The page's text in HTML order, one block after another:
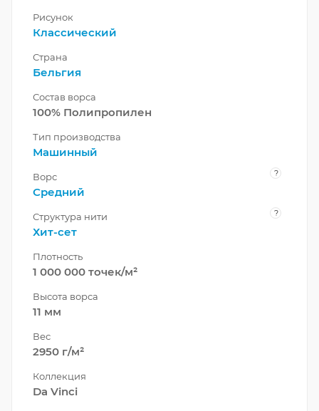
Рисунок
Классический
Страна
Бельгия
Состав ворса
100% Полипропилен
Тип производства
Машинный
Ворс ?
Средний
Структура нити ?
Хит-сет
Плотность
1 000 000 точек/м²
Высота ворса
11 мм
Вес
2950 г/м²
Коллекция
Da Vinci